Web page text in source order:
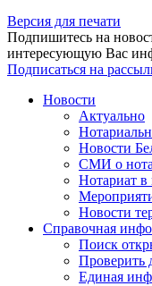
Версия для печати
Подпишитесь на
интересующую Вас
Подписаться на
Новости
Актуально
Новости
СМИ о
Нотариат в
Новости
Справочная
Поиск
Проверить
Единая